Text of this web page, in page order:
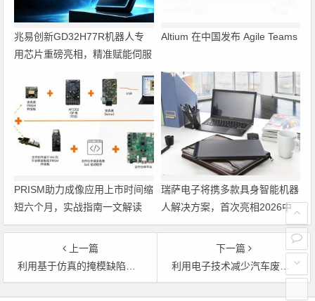
兆易创新GD32H77R机器人专
用芯片重磅亮相，精准赋能伺服
Altium 在中国发布 Agile Teams
PRISM助力成像应用上市时间缩
短六个月，实战指南一文解读
瑞萨电子将携多款具身智能机器
人解决方案，首次亮相2026中
国具身智能机器人产业大会
上一篇
利用基于仿真的掩模缺陷鉴定工具缩短晶圆代工厂的周转时间
下一篇
利用电子技术减少汽车废气污染
文章导航